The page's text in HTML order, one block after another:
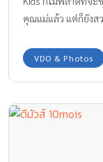
คุณแม่แล้ว แต่ก็ยังส
VDO & Photos